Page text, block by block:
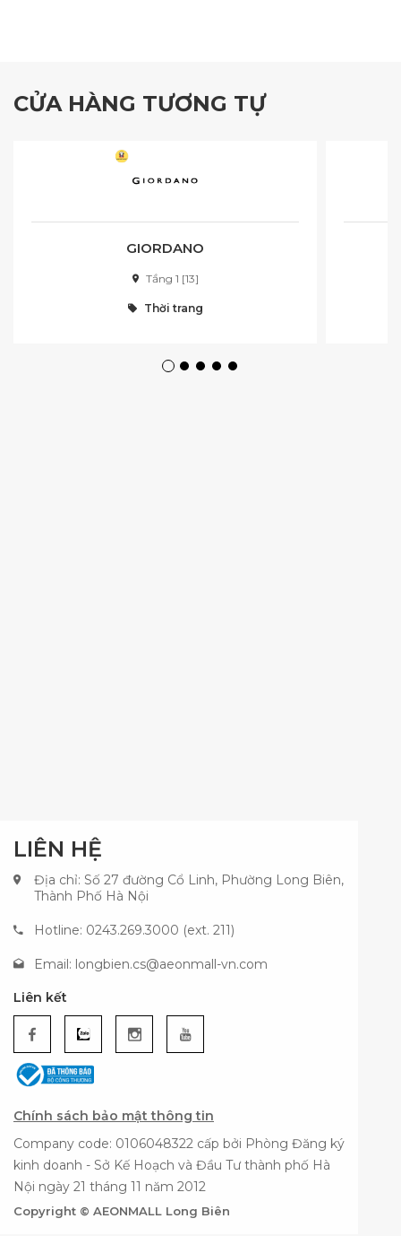
CỬA HÀNG TƯƠNG TỰ
GIORDANO
Tầng 1 [13]
Thời trang
LIÊN HỆ
Địa chỉ: Số 27 đường Cổ Linh, Phường Long Biên,
Thành Phố Hà Nội
Hotline: 0243.269.3000 (ext. 211)
Email: longbien.cs@aeonmall-vn.com
Liên kết
Chính sách bảo mật thông tin
Company code: 0106048322 cấp bởi Phòng Đăng ký
kinh doanh - Sở Kế Hoạch và Đầu Tư thành phố Hà
Nội ngày 21 tháng 11 năm 2012
Copyright © AEONMALL Long Biên